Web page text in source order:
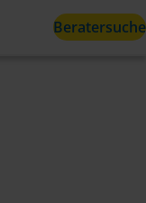
Beratersuche